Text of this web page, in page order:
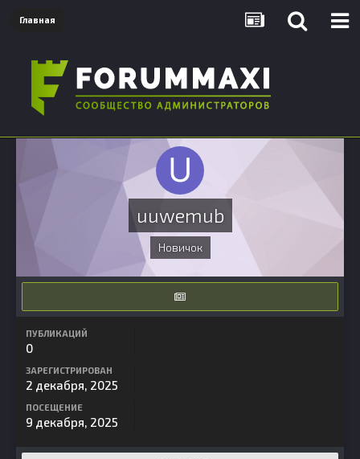
Главная
uuwemub
Новичок
ПУБЛИКАЦИЙ
0
ЗАРЕГИСТРИРОВАН
2 декабря, 2025
ПОСЕЩЕНИЕ
9 декабря, 2025